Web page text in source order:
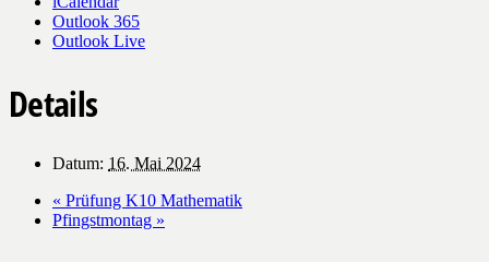
Outlook 365
Outlook Live
Details
Datum: 16. Mai 2024
« Prüfung K10 Mathematik
Pfingstmontag »